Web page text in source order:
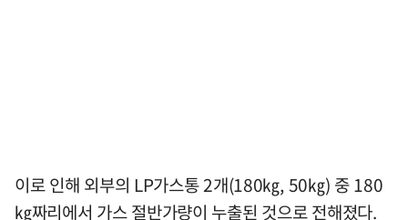
이로 인해 외부의 LP가스통 2개(180㎏, 50㎏) 중 180
㎏짜리에서 가스 절반가량이 누출된 것으로 전해졌다.